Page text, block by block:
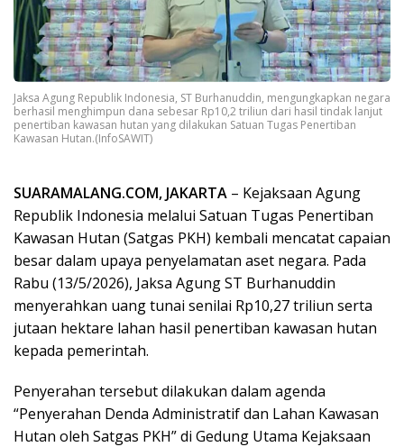
Jaksa Agung Republik Indonesia, ST Burhanuddin, mengungkapkan negara
berhasil menghimpun dana sebesar Rp10,2 triliun dari hasil tindak lanjut
penertiban kawasan hutan yang dilakukan Satuan Tugas Penertiban
Kawasan Hutan.(InfoSAWIT)
SUARAMALANG.COM, JAKARTA – Kejaksaan Agung
Republik Indonesia melalui Satuan Tugas Penertiban
Kawasan Hutan (Satgas PKH) kembali mencatat capaian
besar dalam upaya penyelamatan aset negara. Pada
Rabu (13/5/2026), Jaksa Agung ST Burhanuddin
menyerahkan uang tunai senilai Rp10,27 triliun serta
jutaan hektare lahan hasil penertiban kawasan hutan
kepada pemerintah.
Penyerahan tersebut dilakukan dalam agenda
“Penyerahan Denda Administratif dan Lahan Kawasan
Hutan oleh Satgas PKH” di Gedung Utama Kejaksaan